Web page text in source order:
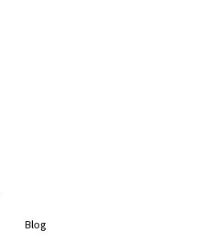
Blog